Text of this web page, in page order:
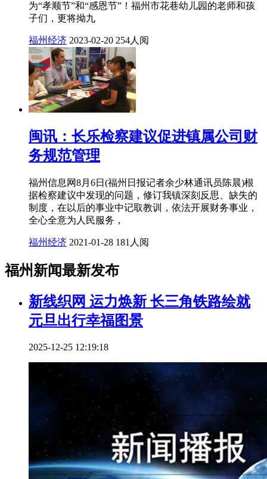
为“孝顺节”和“感恩节”！福州市花巷幼儿园的老师和孩
子们，更将拗九
福州经济 2023-02-20 254人阅
闽讯：长乐检察建议促进镇属公司财
务规范管理
福州信息网8月6日(福州日报记者余少林通讯员陈晨)根
据检察建议中发现的问题，修订我镇深刻反思、缺失的
制度，在以后的事业中记取教训，依法开展财务事业，
全心全意为人民服务，
福州经济 2021-01-28 181人阅
福州新闻最新发布
新线织网 运力焕新 长三角铁路绘就
元旦出行幸福图景
2025-12-25 12:19:18